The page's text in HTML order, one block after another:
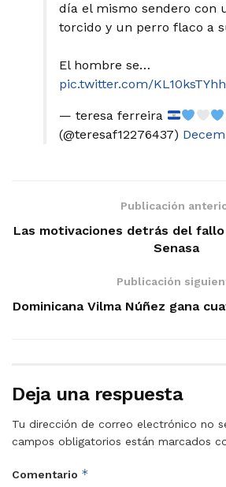
día el mismo sendero con
torcido y un perro flaco a
El hombre se…
pic.twitter.com/KL10ksTYhh
— teresa ferreira
(@teresaf12276437)
Publicación
Las motivaciones detrás del
Senasa
Publicación
Dominicana Vilma Núñez gana
Deja una respuesta
Tu dirección de correo electrónico no
campos obligatorios están marcados
Comentario *